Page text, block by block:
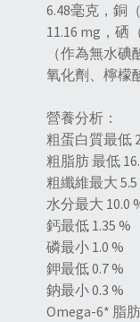
6.48毫克，銅
11.16 mg，硒
（作為無水
氧化劑、檸檬
營養分析：
粗蛋白質最低
粗脂肪 最低
粗纖維最大 5.5
水分最大 10.0
鈣最低 1.35 %
磷最小 1.0 %
鉀最低 0.7 %
鈉最小 0.3 %
Omega-6* 脂